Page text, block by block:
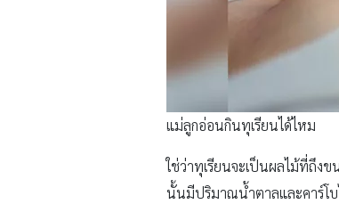
แม่ลูกอ่อนกินทุเรียนได้ไหม
ใช่ว่าทุเรียนจะเป็นผลไม้ที่ถึง
นั้นมีปริมาณน้ำตาลและคาร์โบ